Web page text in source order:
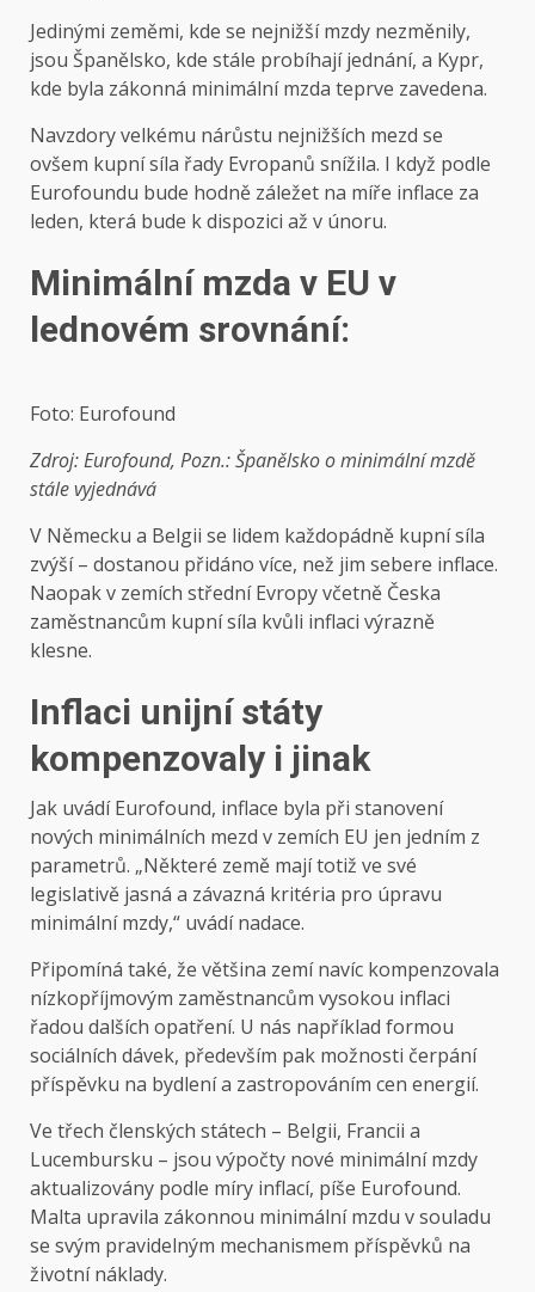
Jedinými zeměmi, kde se nejnižší mzdy nezměnily,
jsou Španělsko, kde stále probíhají jednání, a Kypr,
kde byla zákonná minimální mzda teprve zavedena.
Navzdory velkému nárůstu nejnižších mezd se
ovšem kupní síla řady Evropanů snížila. I když podle
Eurofoundu bude hodně záležet na míře inflace za
leden, která bude k dispozici až v únoru.
Minimální mzda v EU v
lednovém srovnání:
Foto: Eurofound
Zdroj: Eurofound, Pozn.: Španělsko o minimální mzdě
stále vyjednává
V Německu a Belgii se lidem každopádně kupní síla
zvýší – dostanou přidáno více, než jim sebere inflace.
Naopak v zemích střední Evropy včetně Česka
zaměstnancům kupní síla kvůli inflaci výrazně
klesne.
Inflaci unijní státy
kompenzovaly i jinak
Jak uvádí Eurofound, inflace byla při stanovení
nových minimálních mezd v zemích EU jen jedním z
parametrů. „Některé země mají totiž ve své
legislativě jasná a závazná kritéria pro úpravu
minimální mzdy,“ uvádí nadace.
Připomíná také, že většina zemí navíc kompenzovala
nízkopříjmovým zaměstnancům vysokou inflaci
řadou dalších opatření. U nás například formou
sociálních dávek, především pak možnosti čerpání
příspěvku na bydlení a zastropováním cen energií.
Ve třech členských státech – Belgii, Francii a
Lucembursku – jsou výpočty nové minimální mzdy
aktualizovány podle míry inflací, píše Eurofound.
Malta upravila zákonnou minimální mzdu v souladu
se svým pravidelným mechanismem příspěvků na
životní náklady.